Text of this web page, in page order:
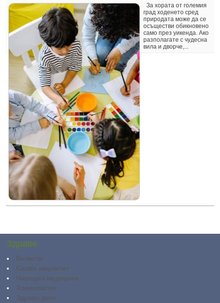
За хората от големия
град ходенето сред
природата може да се
осъществи обикновено
само през уикенда. Ако
разполагате с чудесна
вила и дворче,...
Здраве
Болести
Силен имунитет
Народна медицина
Хомеопатия
Здраво дете